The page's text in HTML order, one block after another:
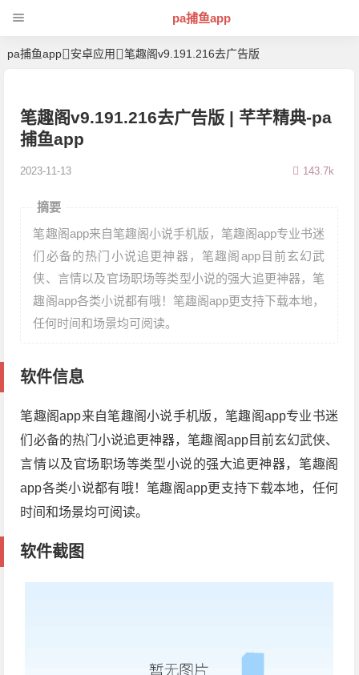
pa捕鱼app
pa捕鱼app 安卓应用 笔趣阁v9.191.216去广告版
笔趣阁v9.191.216去广告版 | 芊芊精典-pa
捕鱼app
2023-11-13 143.7k
摘要
笔趣阁app来自笔趣阁小说手机版，笔趣阁app专业书迷
们必备的热门小说追更神器，笔趣阁app目前玄幻武
侠、言情以及官场职场等类型小说的强大追更神器，笔
趣阁app各类小说都有哦！笔趣阁app更支持下载本地，
任何时间和场景均可阅读。
软件信息
笔趣阁app来自笔趣阁小说手机版，笔趣阁app专业书迷
们必备的热门小说追更神器，笔趣阁app目前玄幻武侠、
言情以及官场职场等类型小说的强大追更神器，笔趣阁
app各类小说都有哦！笔趣阁app更支持下载本地，任何
时间和场景均可阅读。
软件截图